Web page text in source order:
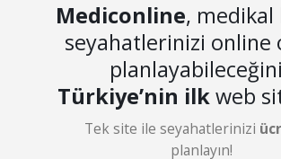
Mediconline, medikal
seyahatlerinizi online
Türkiye’nin ilkweb
Tek site ile seyahatlerinizi
planlayın!